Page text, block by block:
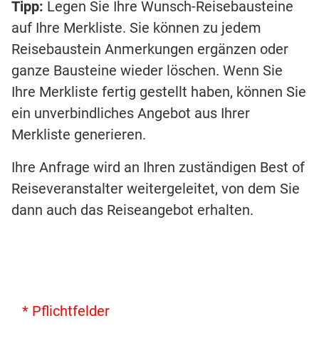
Tipp: Legen Sie Ihre Wunsch-Reisebausteine
auf Ihre Merkliste. Sie können zu jedem
Reisebaustein Anmerkungen ergänzen oder
ganze Bausteine wieder löschen. Wenn Sie
Ihre Merkliste fertig gestellt haben, können Sie
ein unverbindliches Angebot aus Ihrer
Merkliste generieren.
Ihre Anfrage wird an Ihren zuständigen Best of
Reiseveranstalter weitergeleitet, von dem Sie
dann auch das Reiseangebot erhalten.
* Pflichtfelder